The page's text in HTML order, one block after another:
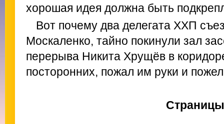
хорошая идея должна быть
Вот почему два делегата XXП
Москаленко, тайно покинули зал
перерыва Никита Хрущёв в
посторонних, пожал им руки и
Страницы